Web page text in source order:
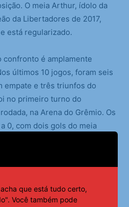
O meia Arthur, ídolo da
da Libertadores de 2017,
está regularizado.
é amplamente
últimos 10 jogos, foram seis
empate e três triunfos do
no primeiro turno do
na Arena do Grêmio. Os
0, com dois gols do meia
que está tudo certo,
Você também pode